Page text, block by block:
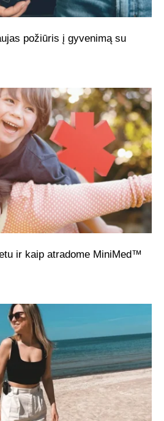
požiūris į gyvenimą su
ir kaip atradome MiniMed™